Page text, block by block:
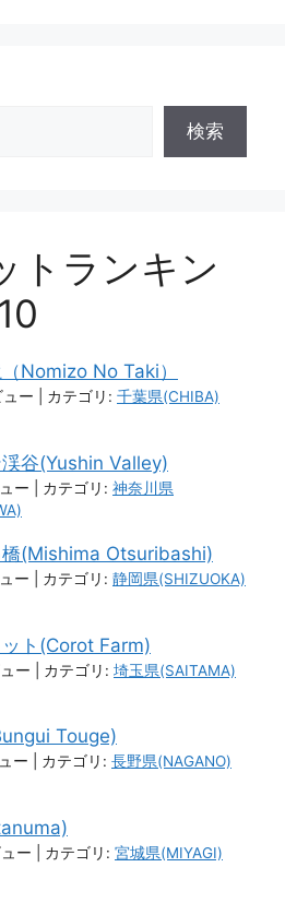
検索
トランキン
Nomizo No Taki）
ー カテゴリ: 千葉県(CHIBA)
谷(Yushin Valley)
ー カテゴリ: 神奈川県
(Mishima Otsuribashi)
ー カテゴリ: 静岡県(SHIZUOKA)
ト(Corot Farm)
ー カテゴリ: 埼玉県(SAITAMA)
Touge)
ー カテゴリ: 長野県(NAGANO)
ー カテゴリ: 宮城県(MIYAGI)